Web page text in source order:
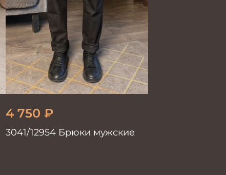
4 750 ₽
3041/12954 Брюки мужские